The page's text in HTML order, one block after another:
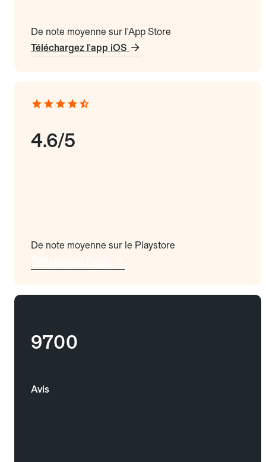
De note moyenne sur l'App Store
Téléchargez l'app iOS
4.6/5
De note moyenne sur le Playstore
9700
Avis